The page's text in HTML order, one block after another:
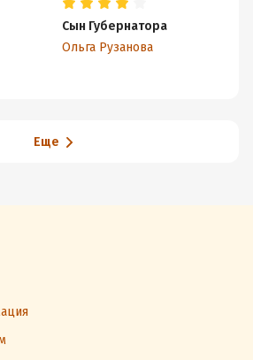
Сын Губернатора
Ольга Рузанова
Еще